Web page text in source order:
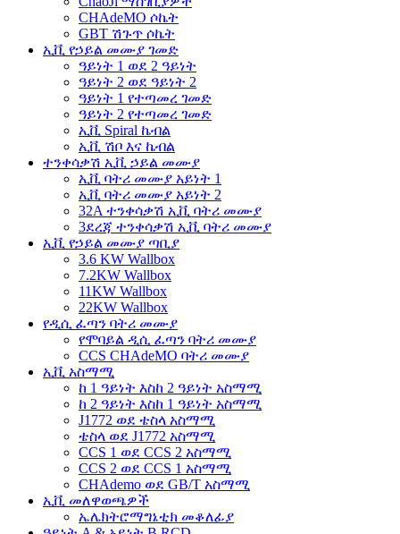
CHAdeMO ሶኬት
GBT ሽጉጥ ሶኬት
ኢቪ የኃይል መሙያ ገመድ
ዓይነት 1 ወደ 2 ዓይነት
ዓይነት 2 ወደ ዓይነት 2
ዓይነት 1 የተጣመረ ገመድ
ዓይነት 2 የተጣመረ ገመድ
ኢቪ Spiral ኬብል
ኢቪ ሽቦ እና ኬብል
ተንቀሳቃሽ ኢቪ ኃይል መሙያ
ኢቪ ባትሪ መሙያ አይነት 1
ኢቪ ባትሪ መሙያ አይነት 2
32A ተንቀሳቃሽ ኢቪ ባትሪ መሙያ
3ደረጃ ተንቀሳቃሽ ኢቪ ባትሪ መሙያ
ኢቪ የኃይል መሙያ ጣቢያ
3.6 KW Wallbox
7.2KW Wallbox
11KW Wallbox
22KW Wallbox
የዲሲ ፈጣን ባትሪ መሙያ
የሞባይል ዲሲ ፈጣን ባትሪ መሙያ
CCS CHAdeMO ባትሪ መሙያ
ኢቪ አስማሚ
ከ 1 ዓይነት እስከ 2 ዓይነት አስማሚ
ከ 2 ዓይነት እስከ 1 ዓይነት አስማሚ
J1772 ወደ ቴስላ አስማሚ
ቴስላ ወደ J1772 አስማሚ
CCS 1 ወደ CCS 2 አስማሚ
CCS 2 ወደ CCS 1 አስማሚ
CHAdemo ወደ GB/T አስማሚ
ኢቪ መለዋወጫዎች
ኤሌክትሮማግኔቲክ መቆለፊያ